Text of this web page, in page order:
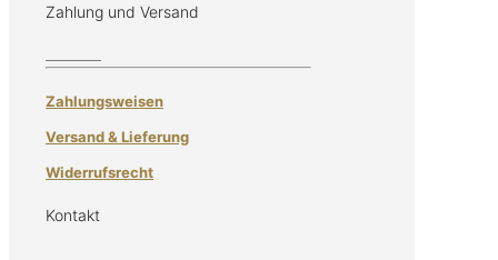
Zahlung und Versand
Zahlungsweisen
Versand & Lieferung
Widerrufsrecht
Kontakt